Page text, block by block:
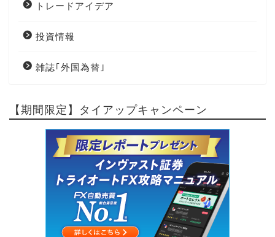
トレードアイデア
投資情報
雑誌｢外国為替｣
【期間限定】タイアップキャンペーン